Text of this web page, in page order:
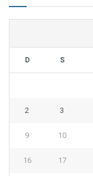
D S
2 3
9 10
16 17